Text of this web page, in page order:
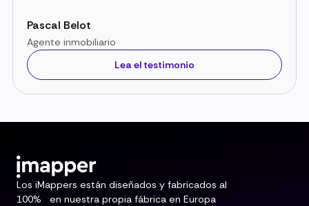
Pascal Belot
Agente inmobiliario
Lea el testimonio
Los iMappers están diseñados y fabricados al
100% en nuestra propia fábrica en Europa